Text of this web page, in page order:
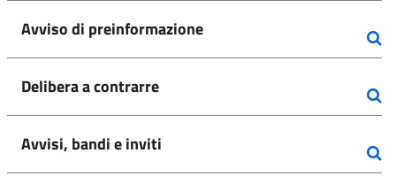
Avviso di preinformazione
Delibera a contrarre
Avvisi, bandi e inviti